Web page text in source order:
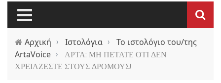
Αρχική › Ιστολόγια ›
Το ιστολόγιο του/της
ArtaVoice ›
ΑΡΤΑ: ΜΗ ΠΕΤΑΤΕ ΟΤΙ ΔΕΝ
ΧΡΕΙΑΖΕΣΤΕ ΣΤΟΥΣ ΔΡΟΜΟΥΣ!